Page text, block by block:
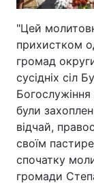
Тема
"Цей
прихистком
громад
сусідніх сіл
були
відчай,
своїм
спочатку
громади